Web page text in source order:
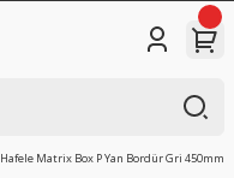
Hafele Matrix Box P Yan Bordür Gri 450mm